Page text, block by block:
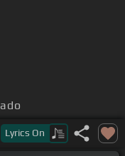
sido tormentos
Lyrics On